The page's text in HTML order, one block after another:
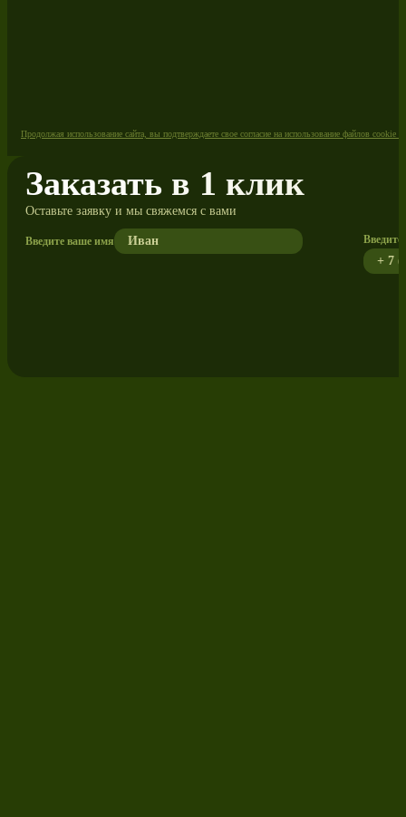
Продолжая использование сайта, вы подтверждаете свое согласие на использование файлов cookie
Заказать в 1 клик
Оставьте заявку и мы свяжемся с вами
Введите ваше имя Введите